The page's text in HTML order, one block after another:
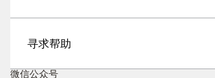
寻求帮助
微信公众号